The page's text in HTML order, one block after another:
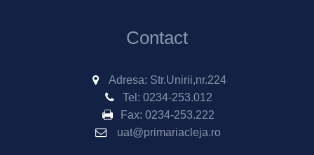
Contact
Adresa: Str.Unirii,nr.224
Tel: 0234-253.012
Fax: 0234-253.222
uat@primariacleja.ro